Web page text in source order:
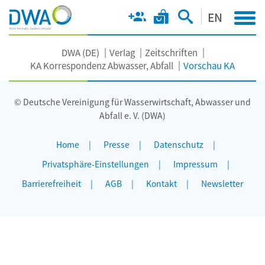
EN
DWA (DE) Verlag
Zeitschriften
KA Korrespondenz Abwasser, Abfall
Vorschau KA
© Deutsche Vereinigung für Wasserwirtschaft, Abwasser und
Abfall e. V. (DWA)
Home Presse
Datenschutz
Privatsphäre-Einstellungen
Impressum
Barrierefreiheit
AGB Kontakt Newsletter